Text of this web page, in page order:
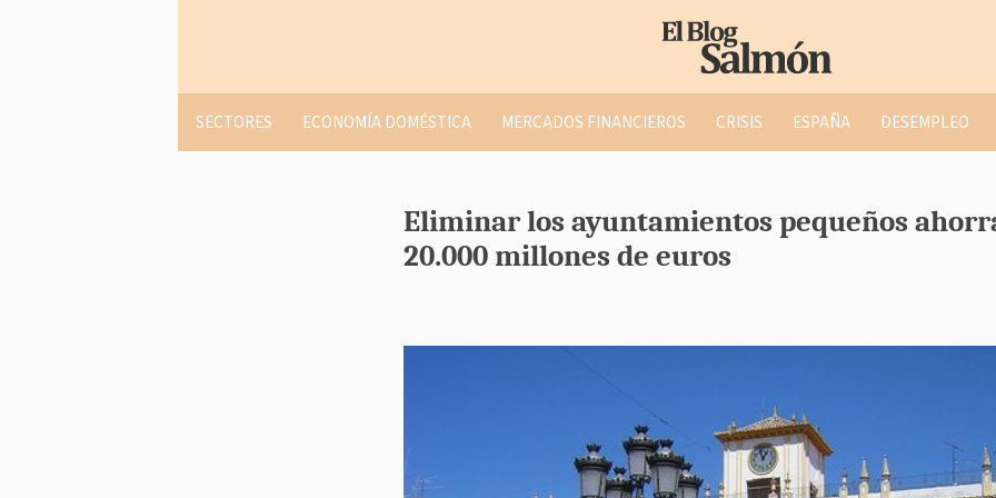
SECTORES ECONOMÍA DOMÉSTICA MERCADOS FINANCIEROS CRISIS ESPAÑA DESEMPLEO
Eliminar los ayuntamientos pequeños
20.000 millones de euros